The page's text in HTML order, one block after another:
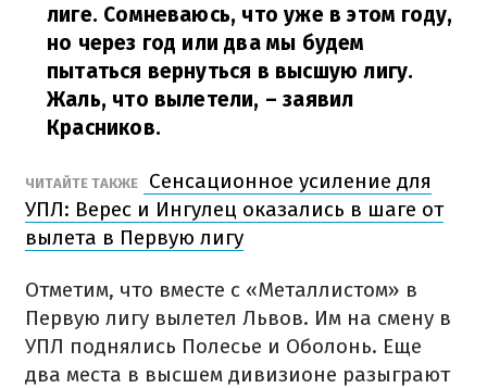
лиге. Сомневаюсь, что уже в этом году,
но через год или два мы будем
пытаться вернуться в высшую лигу.
Жаль, что вылетели, – заявил
Красников.
ЧИТАЙТЕ ТАКЖЕ
Сенсационное усиление для
УПЛ: Верес и Ингулец оказались в шаге от
вылета в Первую лигу
Отметим, что вместе с «Металлистом» в
Первую лигу вылетел Львов. Им на смену в
УПЛ поднялись Полесье и Оболонь. Еще
два места в высшем дивизионе разыграют